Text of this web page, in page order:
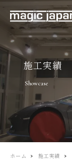
施工実績
Showcase
ホーム 施工実績